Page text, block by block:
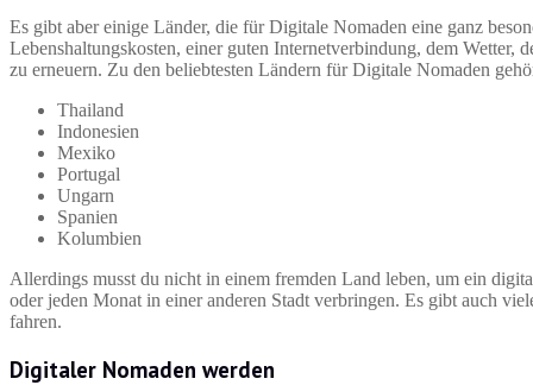
Es gibt aber einige Länder, die für Digitale Nomaden eine ganz
Lebenshaltungskosten, einer guten Internetverbindung, dem
zu erneuern. Zu den beliebtesten Ländern für Digitale Nomaden
Thailand
Indonesien
Mexiko
Portugal
Ungarn
Spanien
Kolumbien
Allerdings musst du nicht in einem fremden Land leben, um ein
oder jeden Monat in einer anderen Stadt verbringen. Es gibt auch
fahren.
Digitaler Nomaden werden